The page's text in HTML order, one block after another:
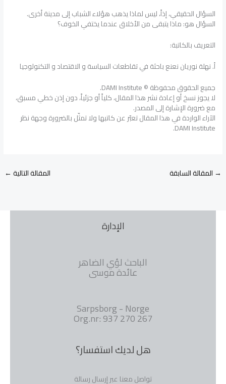
السؤال الحقيقي، إذاً، ليس لماذا يذهب هؤلاء الشباب إلى مدينة أخرى.
السؤال هو: ماذا يتبقى من الأخلاق عندما يختفي الخوف؟
التعريف بالكاتبة:
أ. نهلة نوريان نعنع باحثة في تقاطعات السياسة و الاقتصاد و التكنولوجيا
جميع الحقوق محفوظة © DAMI Institute.
لا يجوز نسخ أو إعادة نشر هذا المقال، كلياً أو جزئياً، دون إذن خطي مسبق،
مع ضرورة الإشارة إلى المصدر.
الآراء الواردة في هذا المقال تعبّر عن كاتبها ولا تمثّل بالضرورة وجهة نظر
DAMI Institute.
→ المقالة السابقة المقالة التالية←
الإدارة
الباحث لؤي الضاهر
عائدة موسى
Sarpsborg - Norge
Org.nr: 937 270 267
هل لديك استفسار؟
تواصل معنا عبر إرسال رسالة